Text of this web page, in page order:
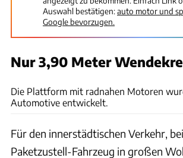
Auswahl bestätigen:auto motor und
Google bevorzugen.
Nur 3,90 Meter
Die Plattform mit radnahen Motoren
Automotive entwickelt.
Für den innerstädtischen Verkehr,
Paketzustell-Fahrzeug in großen